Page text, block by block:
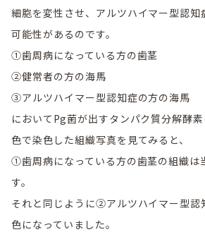
細胞を変性させ、アルツハイマー型認知
可能性があるのです。
①歯周病になっている方の歯茎
②健常者の方の海馬
③アルツハイマー型認知症の方の海馬
においてPg菌が出すタンパク質分解酵
色で染色した組織写真を見てみると、
①歯周病になっている方の歯茎の組織は
す。
それと同じように②アルツハイマー型認
色になっていました。